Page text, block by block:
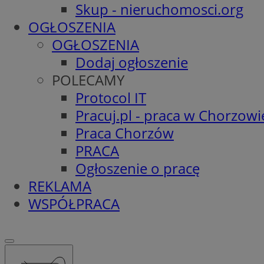
Skup - nieruchomosci.org
OGŁOSZENIA
OGŁOSZENIA
Dodaj ogłoszenie
POLECAMY
Protocol IT
Pracuj.pl - praca w
Praca Chorzów
PRACA
Ogłoszenie o pracę
REKLAMA
WSPÓŁPRACA